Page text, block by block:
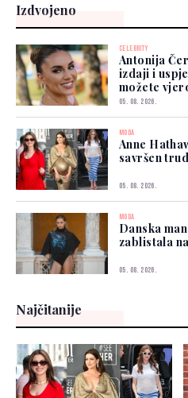
Izdvojeno
CELEBRITY
Antonija
izdaji i
možete
05. 08. 2026.
MODA
Anne
savršen
05. 08. 2026.
MODA
Danska
zablistala
05. 08. 2026.
Najčitanije